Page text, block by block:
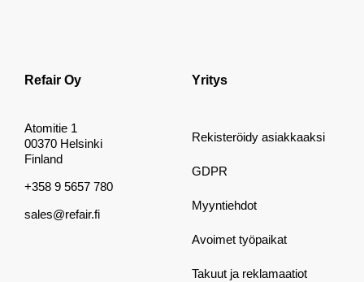
Refair Oy
Atomitie 1
00370 Helsinki
Finland
+358 9 5657 780
sales@refair.fi
Yritys
Rekisteröidy asiakkaaksi
GDPR
Myyntiehdot
Avoimet työpaikat
Takuut ja reklamaatiot